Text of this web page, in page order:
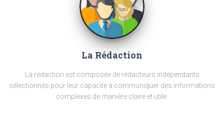
La Rédaction
La rédaction est composée de rédacteurs indépendants
sélectionnés pour leur capacité à communiquer des informations
complexes de manière claire et utile.